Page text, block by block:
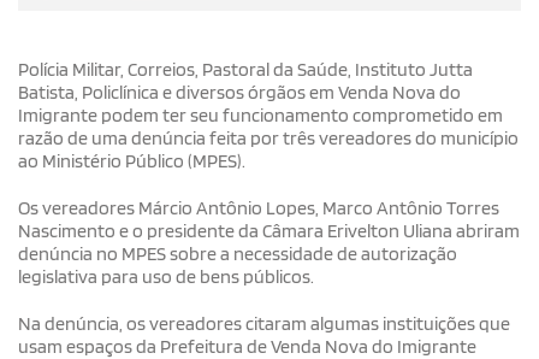
Polícia Militar, Correios, Pastoral da Saúde, Instituto Jutta
Batista, Policlínica e diversos órgãos em Venda Nova do
Imigrante podem ter seu funcionamento comprometido em
razão de uma denúncia feita por três vereadores do município
ao Ministério Público (MPES).
Os vereadores Márcio Antônio Lopes, Marco Antônio Torres
Nascimento e o presidente da Câmara Erivelton Uliana abriram
denúncia no MPES sobre a necessidade de autorização
legislativa para uso de bens públicos.
Na denúncia, os vereadores citaram algumas instituições que
usam espaços da Prefeitura de Venda Nova do Imigrante